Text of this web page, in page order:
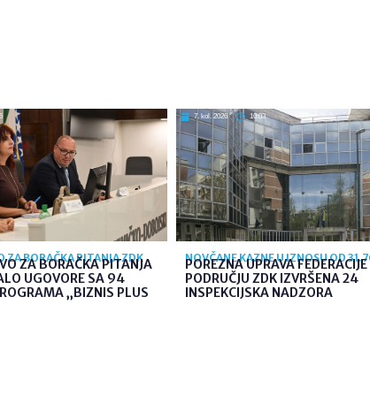
ZA BORAČKA PITANJA ZDK
ZA BORAČKA PITANJA
UGOVORE SA 94
„BIZNIS PLUS
7. kol. 2026 10:03
NOVČANE KAZNE U IZNOSU OD
POREZNA UPRAVA
PODRUČJU ZDK IZVRŠENA 24
INSPEKCIJSKA NADZORA